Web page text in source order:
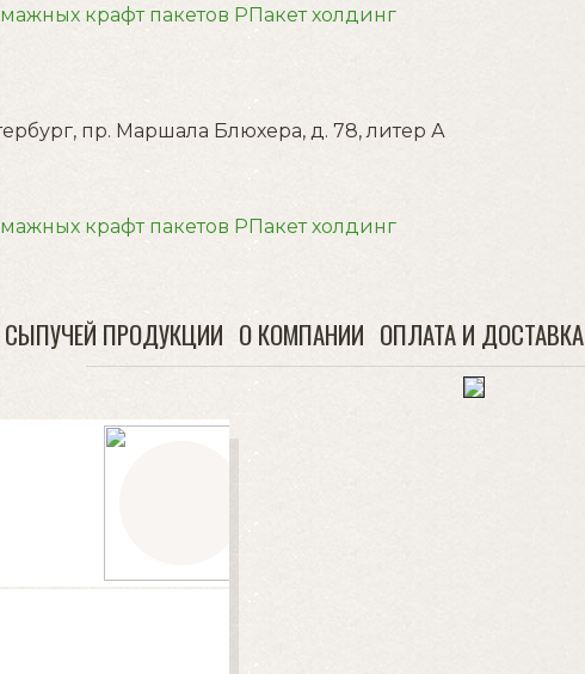
пр. Маршала Блюхера, д. 78, литер А
ПРОДУКЦИИ О КОМПАНИИ ОПЛАТА И ДОСТАВКА